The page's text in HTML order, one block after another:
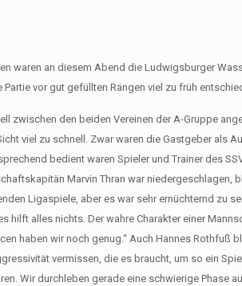
waren an diesem Abend die Ludwigsburger
vor gut gefüllten Rängen viel zu früh
zwischen den beiden Vereinen der A-Gruppe
viel zu schnell. Zwar waren die Gastgeber als
bedient waren Spieler und Trainer des
Marvin Thran war niedergeschlagen,
Ligaspiele, aber es war sehr ernüchternd zu
hilft alles nichts. Der wahre Charakter einer
haben wir noch genug.“ Auch Hannes Rothfuß
vermissen, die es braucht, um so ein
Wir durchleben gerade eine schwierige Phase